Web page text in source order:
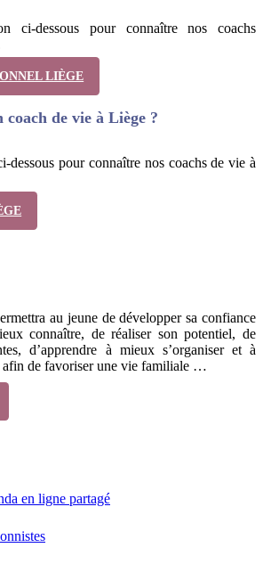
ci-dessous pour connaître nos coachs
LIÈGE
coach de vie à Liège ?
dessous pour connaître nos coachs de vie à
au jeune de développer sa confiance
connaître, de réaliser son potentiel, de
d’apprendre à mieux s’organiser et à
afin de favoriser une vie familiale …
en ligne partagé